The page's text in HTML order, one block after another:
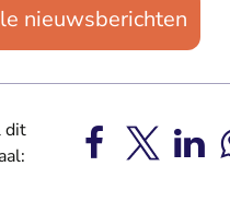
nieuwsberichten
dit